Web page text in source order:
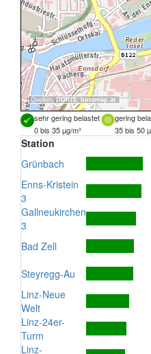
Quellen:DORIS, basemap.at
sehr gering belastet gering
0 bis 35 µg/m³
35 bis 50
Station
Grünbach
Enns-Kristein
3
Gallneukirchen
3
Bad Zell
Steyregg-Au
Linz-Neue
Welt
Linz-24er-
Turm
Linz-